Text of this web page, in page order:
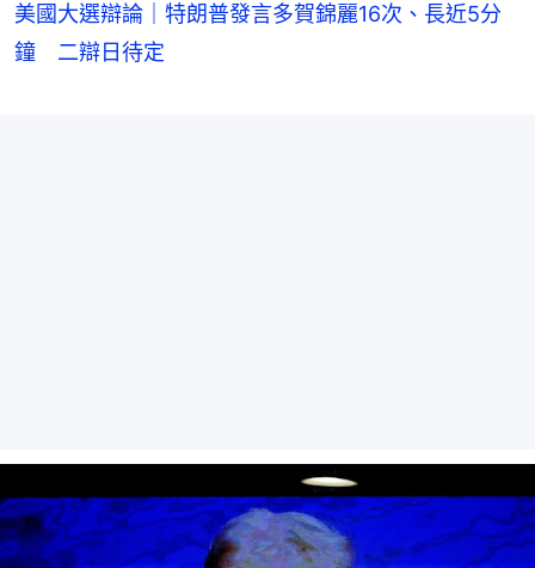
美國大選辯論｜特朗普發言多賀錦麗16次、長近5分
鐘 二辯日待定